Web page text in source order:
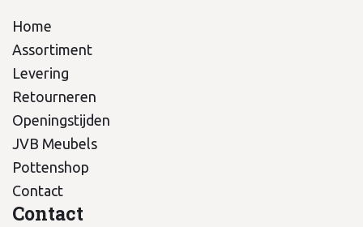
Home
Assortiment
Levering
Retourneren
Openingstijden
JVB Meubels
Pottenshop
Contact
Contact